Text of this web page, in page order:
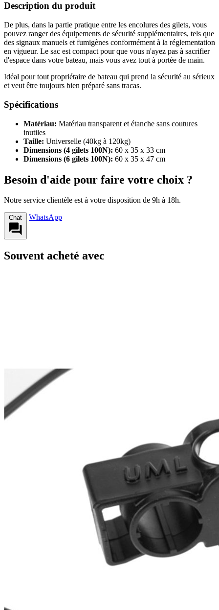
Description du produit
De plus, dans la partie pratique entre les encolures des gilets, vous
pouvez ranger des équipements de sécurité supplémentaires, tels que
des signaux manuels et fumigènes conformément à la réglementation
en vigueur. Le sac est compact pour que vous n'ayez pas à sacrifier
d'espace dans votre bateau, mais vous avez tout à portée de main.
Idéal pour tout propriétaire de bateau qui prend la sécurité au sérieux
et veut être toujours bien préparé sans tracas.
Spécifications
Matériau: Matériau transparent et étanche sans coutures
inutiles
Taille: Universelle (40kg à 120kg)
Dimensions (4 gilets 100N): 60 x 35 x 33 cm
Dimensions (6 gilets 100N): 60 x 35 x 47 cm
Besoin d'aide pour faire votre choix ?
Notre service clientèle est à votre disposition de 9h à 18h.
Chat WhatsApp
Souvent acheté avec